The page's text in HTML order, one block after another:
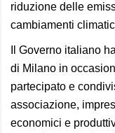
riduzione delle
cambiamenti
Il Governo italiano
di Milano in
partecipato e
associazione,
economici e